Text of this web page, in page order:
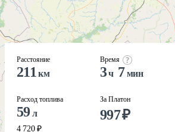
Расстояние
211 км
Расход топлива
59л
4 720 ₽
Время
3ч 7мин
За Платон
997₽